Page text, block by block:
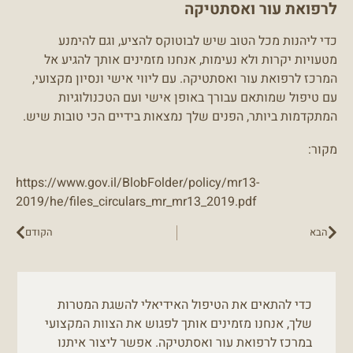
לרפואת עור ואסתטיקה
כדי ליהנות מכל הטוב שיש לבוטוקס להציע, וגם להימנע
מטעויות יקרות ולא נעימות, אנחנו מזמינים אותך להגיע אל
המרכז לרפואת עור ואסתטיקה. עם ליווי אישי ונסיון מקצועי,
עם טיפול שמותאם עבורך באופן אישי ועם הטכנולוגיות
המתקדמות ביותר, הפנים שלך נמצאות בידיים הכי טובות שיש.
מקור:
https://www.gov.il/BlobFolder/policy/mr13-
2019/he/files_circulars_mr_mr13_2019.pdf
הבא הקודם
כדי להתאים את הטיפול האידיאלי להשגת המטרות
שלך, אנחנו מזמינים אותך לפגוש את הצוות המקצועי
במרכז לרפואת עור ואסתטיקה. אפשר ליצור איתנו